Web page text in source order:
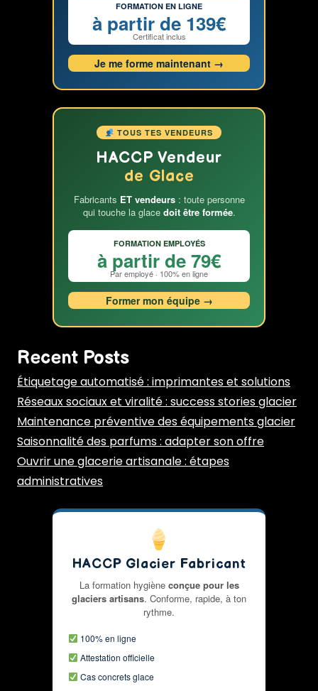
FORMATION EN LIGNE
à partir de 139€
Certificat inclus
Je me forme maintenant →
TOUS TES VENDEURS
HACCP Vendeur
de Glace
Fabricants ET vendeurs: toute personne
qui touche la glace doit être formée.
FORMATION EMPLOYÉS
à partir de 79€
Par employé · 100% en ligne
Former mon équipe →
Recent Posts
Étiquetage automatisé : imprimantes et solutions
Réseaux sociaux et viralité : success stories glacier
Maintenance préventive des équipements glacier
Saisonnalité des parfums : adapter son offre
Ouvrir une glacerie artisanale : étapes
administratives
HACCP Glacier Fabricant
La formation hygiène conçue pour les
glaciers artisans. Conforme, rapide, à ton
rythme.
100% en ligne
Attestation officielle
Cas concrets glace